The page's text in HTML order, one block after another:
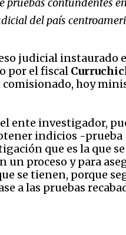
del país
judicial instaurado
por el fiscal
comisionado, hoy
ente investigador,
indicios -prueba
que es la que
un proceso y para
se tienen, porque
a las pruebas